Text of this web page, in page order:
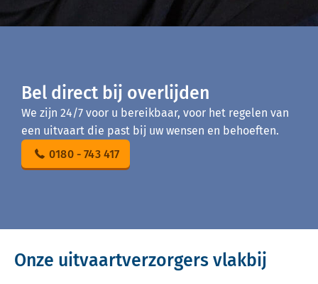
Bel direct bij overlijden
We zijn 24/7 voor u bereikbaar, voor het regelen van
een uitvaart die past bij uw wensen en behoeften.
0180 - 743 417
Onze uitvaartverzorgers vlakbij